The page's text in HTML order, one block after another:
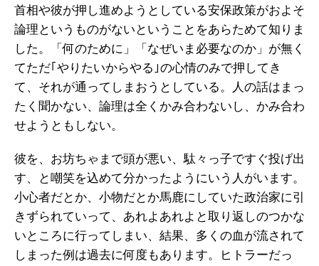
首相や彼が押し進めようとしている安保政策がおよそ
論理というものがないということをあらためて知りま
した。「何のために」「なぜいま必要なのか」が無く
てただ｢やりたいからやる｣の心情のみで押してき
て、それが通ってしまおうとしている。人の話はまっ
たく聞かない、論理は全くかみ合わないし、かみ合わ
せようともしない。
彼を、お坊ちゃまで頭が悪い、駄々っ子ですぐ投げ出
す、と嘲笑を込めて分かったようにいう人がいます。
小心者だとか、小物だとか馬鹿にしていた政治家に引
きずられていって、あれよあれよと取り返しのつかな
いところに行ってしまい、結果、多くの血が流されて
しまった例は過去に何度もあります。ヒトラーだっ